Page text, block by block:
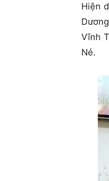
Hiện
Vĩnh
Né.